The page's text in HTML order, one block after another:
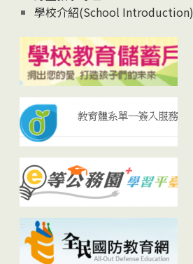
學校介紹(School Introduction)